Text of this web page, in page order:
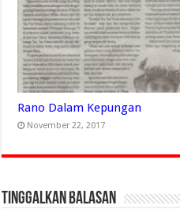
Rano Dalam Kepungan
November 22, 2017
Tinggalkan Balasan